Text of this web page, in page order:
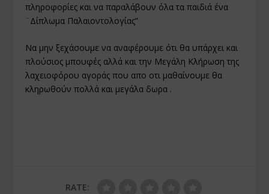
πληροφορίες και να παραλάβουν όλα τα παιδιά ένα
¨Δίπλωμα Παλαιοντολογίας”
Να μην ξεχάσουμε να αναφέρουμε ότι θα υπάρχει και
πλούσιος μπουφές αλλά και την Μεγάλη Κλήρωση της
λαχειοφόρου αγοράς που απο οτι μαθαίνουμε θα
κληρωθούν πολλά και μεγάλα δωρα .
RATE: